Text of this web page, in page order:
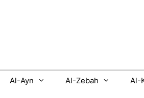
Al-Ayn Al-Zebah Al-